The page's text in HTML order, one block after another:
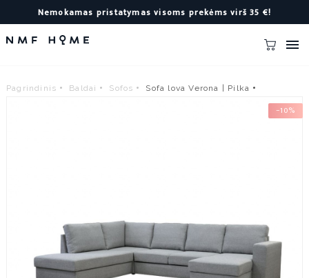
Nemokamas pristatymas visoms prekėms virš 35 €!

Pagrindinis Baldai Sofos Sofa lova Verona | Pilka
−10%